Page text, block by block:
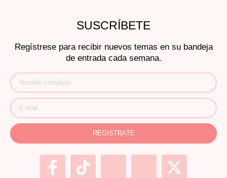
SUSCRÍBETE
Regístrese para recibir nuevos temas en su bandeja
de entrada cada semana.
REGISTRATE